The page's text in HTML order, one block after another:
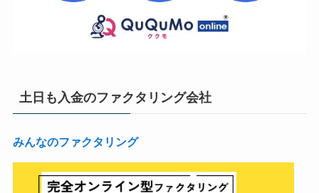
土日も入金のファクタリング会社
みんなのファクタリング